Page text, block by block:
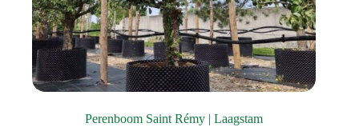
Perenboom Saint Rémy | Laagstam